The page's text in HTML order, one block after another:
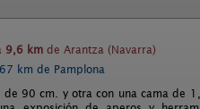
9,6 km de Arantza (Navarra)
67 km de Pamplona
90 cm. y otra con una cama de